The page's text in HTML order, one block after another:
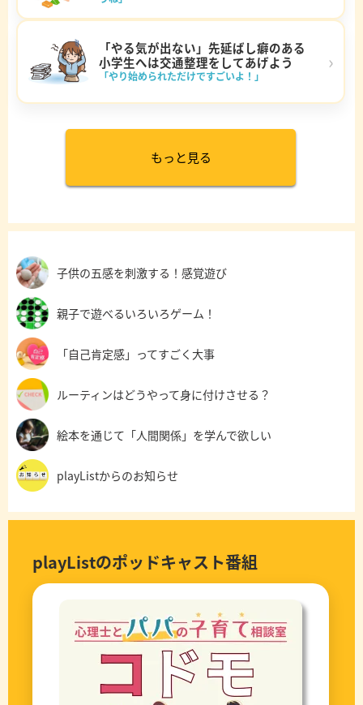
「やる気が出ない」先延ばし癖のある
小学生へは交通整理をしてあげよう
「やり始められただけですごいよ！」
›
もっと見る
子供の五感を刺激する！感覚遊び
親子で遊べるいろいろゲーム！
「自己肯定感」ってすごく大事
ルーティンはどうやって身に付けさせる？
絵本を通じて「人間関係」を学んで欲しい
playListからのお知らせ
playListのポッドキャスト番組